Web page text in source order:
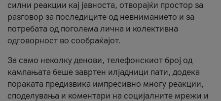
силни реакции кај јавноста, отворајќи простор за
разговор за последиците од невниманието и за
потребата од поголема лична и колективна
одговорност во сообраќајот.
За само неколку денови, телефонскиот број од
кампањата беше завртен илјадници пати, додека
пораката предизвика импресивно многу реакции,
споделувања и коментари на социјалните мрежи и